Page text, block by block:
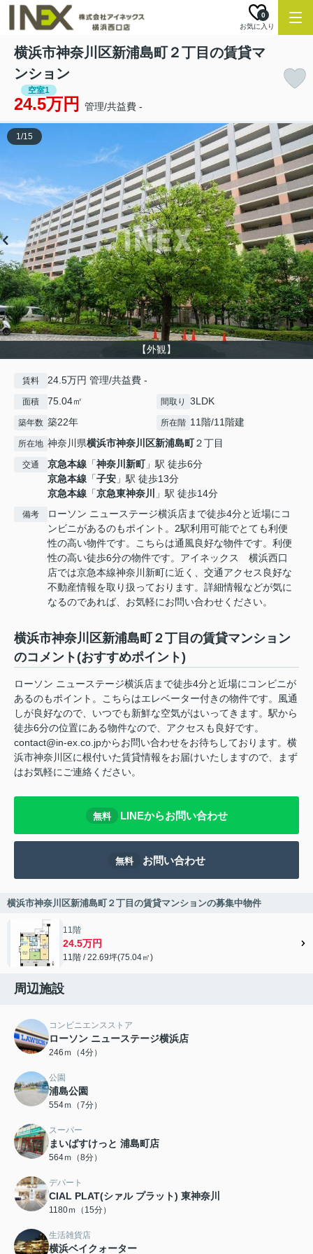
お気に入り
0
横浜市神奈川区新浦島町２丁目の賃貸マ
ンション
空室1
24.5万円 管理/共益費 -
【外観】
1/15
賃料 24.5万円 管理/共益費 -
面積 75.04㎡ 間取り 3LDK
築年数 築22年 所在階 11階/11階建
所在地 神奈川県横浜市神奈川区新浦島町２丁目
交通 京急本線 「神奈川新町」駅 徒歩6分
京急本線 「子安 」駅 徒歩13分
京急本線 「京急東神奈川 」駅 徒歩14分
備考
ローソン ニューステージ横浜店まで徒歩4分と近場にコ
ンビニがあるのもポイント。2駅利用可能でとても利便
性の高い物件です。こちらは通風良好な物件です。利便
性の高い徒歩6分の物件です。アイネックス 横浜西口
店では京急本線神奈川新町に近く、交通アクセス良好な
不動産情報を取り扱っております。詳細情報などが気に
なるのであれば、お気軽にお問い合わせください。
横浜市神奈川区新浦島町２丁目の賃貸マンション
のコメント(おすすめポイント)
ローソン ニューステージ横浜店まで徒歩4分と近場にコンビニが
あるのもポイント。こちらはエレベーター付きの物件です。風通
しが良好なので、いつでも新鮮な空気がはいってきます。駅から
徒歩6分の位置にある物件なので、アクセスも良好です。
contact@in-ex.co.jpからお問い合わせをお待ちしております。横
浜市神奈川区に根付いた賃貸情報をお届けいたしますので、まず
はお気軽にご連絡ください。
無料 LINEからお問い合わせ
無料 お問い合わせ
横浜市神奈川区新浦島町２丁目の賃貸マンションの募集中物件
11階
24.5万円
11階 / 22.69坪(75.04㎡)
周辺施設
コンビニエンスストア
ローソン ニューステージ横浜店
246ｍ（4分）
公園
浦島公園
554ｍ（7分）
スーパー
まいばすけっと 浦島町店
564ｍ（8分）
デパート
CIAL PLAT(シァル プラット) 東神奈川
1180ｍ（15分）
生活雑貨店
横浜ベイクォーター